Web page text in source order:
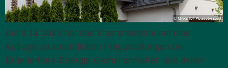
Am 3.11.2023 hat das Finanzministerium eine
Anfrage zu steuerlichen Fragestellungen bei
Erneuerbare-Energie-Gemeinschaften und deren